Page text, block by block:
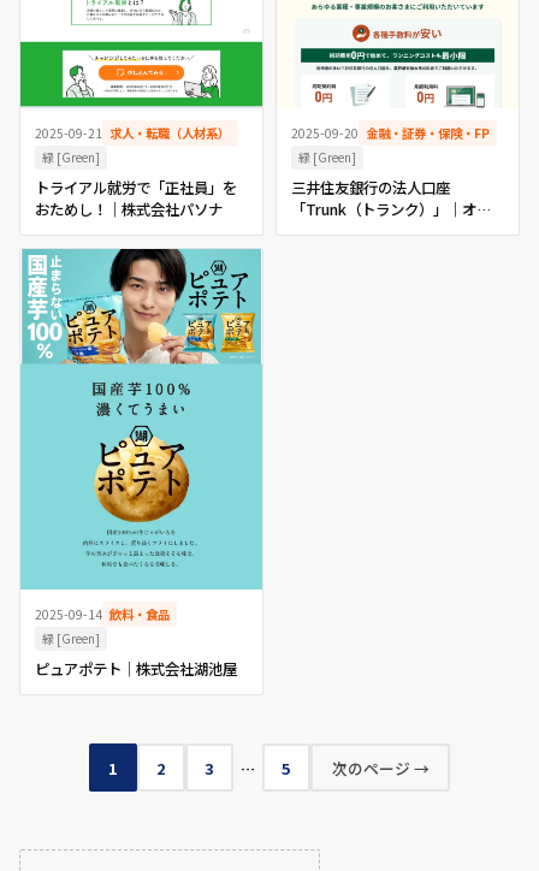
2025-09-21 求人・転職（人材系）
緑 [Green]
トライアル就労で「正社員」を
おためし！｜株式会社パソナ
2025-09-20 金融・証券・保険・FP
緑 [Green]
三井住友銀行の法人口座
「Trunk（トランク）」｜オン
ライン完結 ： 三井住友銀行
2025-09-14 飲料・食品
緑 [Green]
ピュアポテト│株式会社湖池屋
1 2 3 … 5 次のページ →